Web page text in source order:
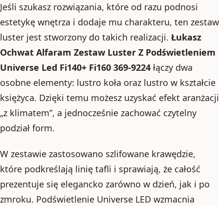
Jeśli szukasz rozwiązania, które od razu podnosi
estetykę wnętrza i dodaje mu charakteru, ten zestaw
luster jest stworzony do takich realizacji. Łukasz
Ochwat Alfaram Zestaw Luster Z Podświetleniem
Universe Led Fi140+ Fi160 369-9224 łączy dwa
osobne elementy: lustro koła oraz lustro w kształcie
księżyca. Dzięki temu możesz uzyskać efekt aranżacji
„z klimatem”, a jednocześnie zachować czytelny
podział form.
W zestawie zastosowano szlifowane krawędzie,
które podkreślają linię tafli i sprawiają, że całość
prezentuje się elegancko zarówno w dzień, jak i po
zmroku. Podświetlenie Universe LED wzmacnia